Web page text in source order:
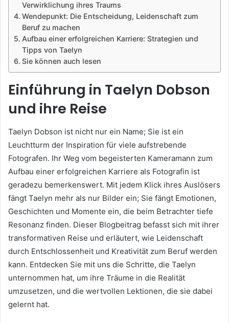
Verwirklichung ihres Traums
Wendepunkt: Die Entscheidung, Leidenschaft zum
Beruf zu machen
Aufbau einer erfolgreichen Karriere: Strategien und
Tipps von Taelyn
Sie können auch lesen
Einführung in Taelyn Dobson
und ihre Reise
Taelyn Dobson ist nicht nur ein Name; Sie ist ein
Leuchtturm der Inspiration für viele aufstrebende
Fotografen. Ihr Weg vom begeisterten Kameramann zum
Aufbau einer erfolgreichen Karriere als Fotografin ist
geradezu bemerkenswert. Mit jedem Klick ihres Auslösers
fängt Taelyn mehr als nur Bilder ein; Sie fängt Emotionen,
Geschichten und Momente ein, die beim Betrachter tiefe
Resonanz finden. Dieser Blogbeitrag befasst sich mit ihrer
transformativen Reise und erläutert, wie Leidenschaft
durch Entschlossenheit und Kreativität zum Beruf werden
kann. Entdecken Sie mit uns die Schritte, die Taelyn
unternommen hat, um ihre Träume in die Realität
umzusetzen, und die wertvollen Lektionen, die sie dabei
gelernt hat.